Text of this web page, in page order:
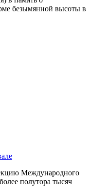
безымянной высоты в
Международного
полутора тысяч